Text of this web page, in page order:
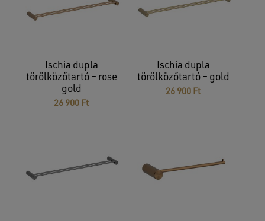
Ischia dupla
törölközőtartó – rose
gold
26 900 Ft
Ischia dupla
törölközőtartó – gold
26 900 Ft